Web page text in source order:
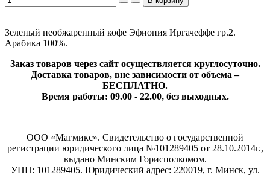
Зеленый необжаренный кофе Эфиопия Иргачеффе гр.2.
Арабика 100%.
Заказ товаров через сайт осуществляется круглосуточно.
Доставка товаров, вне зависимости от объема –
БЕСПЛАТНО.
Время работы: 09.00 - 22.00, без выходных.
ООО «Магмикс». Свидетельство о государственной
регистрации юридического лица №101289405 от 28.10.2014г.,
выдано Минским Горисполкомом.
УНП: 101289405. Юридический адрес: 220019, г. Минск, ул.